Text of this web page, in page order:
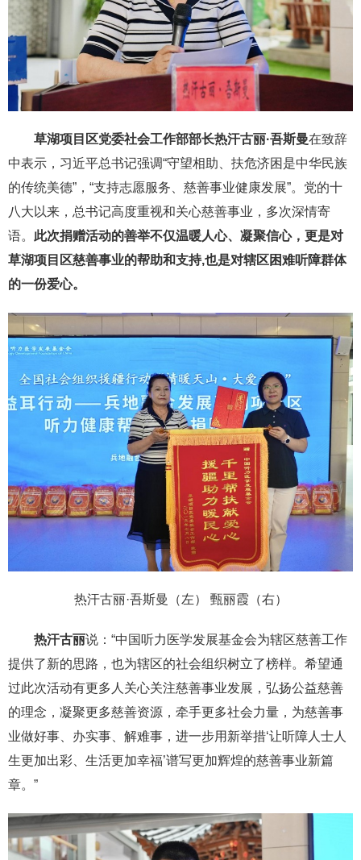
草湖项目区党委社会工作部部长热汗古丽·吾斯曼在致辞
中表示，习近平总书记强调“守望相助、扶危济困是中华民族
的传统美德”，“支持志愿服务、慈善事业健康发展”。党的十
八大以来，总书记高度重视和关心慈善事业，多次深情寄
语。 此次捐赠活动的善举不仅温暖人心、凝聚信心，更是对
草湖项目区慈善事业的帮助和支持,也是对辖区困难听障群体
的一份爱心。
热汗古丽·吾斯曼（左） 甄丽霞（右）
热汗古丽说：“中国听力医学发展基金会为辖区慈善工作
提供了新的思路，也为辖区的社会组织树立了榜样。希望通
过此次活动有更多人关心关注慈善事业发展，弘扬公益慈善
的理念，凝聚更多慈善资源，牵手更多社会力量，为慈善事
业做好事、办实事、解难事，进一步用新举措‘让听障人士人
生更加出彩、生活更加幸福’谱写更加辉煌的慈善事业新篇
章。”